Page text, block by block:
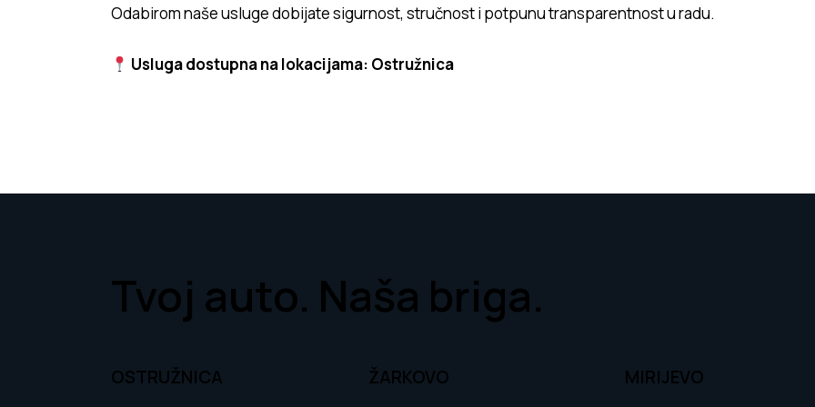
Odabirom naše usluge dobijate sigurnost, stručnost i potpunu transparentnost u radu.
Usluga dostupna na lokacijama: Ostružnica
Tvoj auto. Naša briga.
OSTRUŽNICA ŽARKOVO MIRIJEVO